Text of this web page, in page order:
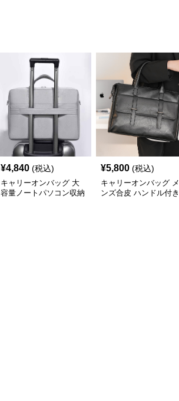
¥4,840 (税込)
キャリーオンバッグ 大
容量ノートパソコン収納
¥5,800 (税込)
キャリーオンバッグ メ
ンズ合皮 ハンドル付き